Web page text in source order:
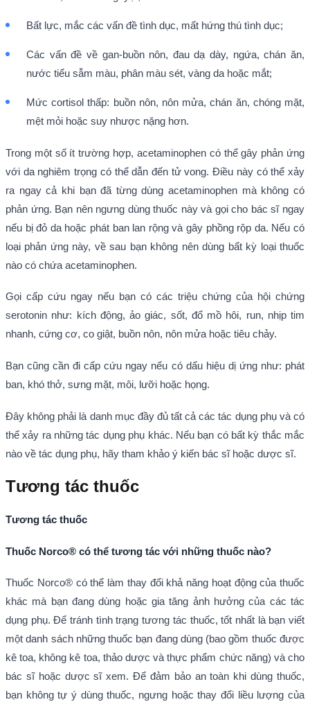
Bất lực, mắc các vấn đề tình dục, mất hứng thú tình dục;
Các vấn đề về gan-buồn nôn, đau dạ dày, ngứa, chán ăn,
nước tiểu sẫm màu, phân màu sét, vàng da hoặc mắt;
Mức cortisol thấp: buồn nôn, nôn mửa, chán ăn, chóng mặt,
mệt mỏi hoặc suy nhược nặng hơn.
Trong một số ít trường hợp, acetaminophen có thể gây phản ứng
với da nghiêm trọng có thể dẫn đến tử vong. Điều này có thể xảy
ra ngay cả khi bạn đã từng dùng acetaminophen mà không có
phản ứng. Bạn nên ngưng dùng thuốc này và gọi cho bác sĩ ngay
nếu bị đỏ da hoặc phát ban lan rộng và gây phồng rộp da. Nếu có
loại phản ứng này, về sau bạn không nên dùng bất kỳ loại thuốc
nào có chứa acetaminophen.
Gọi cấp cứu ngay nếu bạn có các triệu chứng của hội chứng
serotonin như: kích động, ảo giác, sốt, đổ mồ hôi, run, nhịp tim
nhanh, cứng cơ, co giật, buồn nôn, nôn mửa hoặc tiêu chảy.
Bạn cũng cần đi cấp cứu ngay nếu có dấu hiệu dị ứng như: phát
ban, khó thở, sưng mặt, môi, lưỡi hoặc họng.
Đây không phải là danh mục đầy đủ tất cả các tác dụng phụ và có
thể xảy ra những tác dụng phụ khác. Nếu bạn có bất kỳ thắc mắc
nào về tác dụng phụ, hãy tham khảo ý kiến bác sĩ hoặc dược sĩ.
Tương tác thuốc
Tương tác thuốc
Thuốc Norco® có thể tương tác với những thuốc nào?
Thuốc Norco® có thể làm thay đổi khả năng hoạt động của thuốc
khác mà bạn đang dùng hoặc gia tăng ảnh hưởng của các tác
dụng phụ. Để tránh tình trạng tương tác thuốc, tốt nhất là bạn viết
một danh sách những thuốc bạn đang dùng (bao gồm thuốc được
kê toa, không kê toa, thảo dược và thực phẩm chức năng) và cho
bác sĩ hoặc dược sĩ xem. Để đảm bảo an toàn khi dùng thuốc,
bạn không tự ý dùng thuốc, ngưng hoặc thay đổi liều lượng của